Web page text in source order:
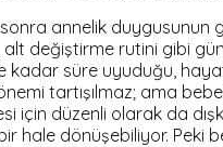
annelik duygusunun
değiştirme rutini gibi
kadar süre uyuduğu,
tartışılmaz; ama
için düzenli olarak da
hale dönüşebiliyor. Peki